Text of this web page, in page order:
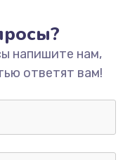
напишите нам,
ответят вам!